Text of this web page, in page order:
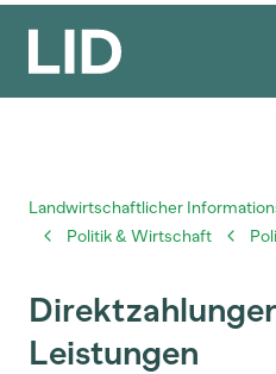
Landwirtschaftlicher
Politik & Wirtschaft
Leistungen